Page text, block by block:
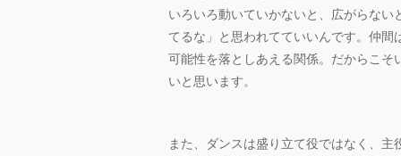
いろいろ動いていかないと、広がらな
てるな」と思われてていいんです。仲
可能性を落としあえる関係。だからこ
いと思います。
また、ダンスは盛り立て役ではなく、